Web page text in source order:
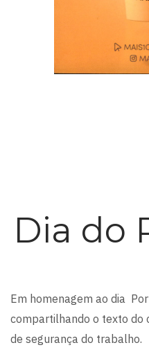
Dia do
Em homenagem ao dia
compartilhando o texto do
de segurança do trabalho.